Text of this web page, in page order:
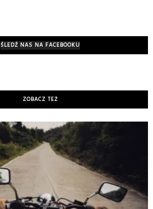
ŚLEDŹ NAS NA FACEBOOKU
ZOBACZ TEŻ